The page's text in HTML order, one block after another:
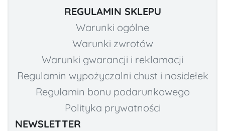
REGULAMIN SKLEPU
Warunki ogólne
Warunki zwrotów
Warunki gwarancji i reklamacji
Regulamin wypożyczalni chust i nosidełek
Regulamin bonu podarunkowego
Polityka prywatności
NEWSLETTER